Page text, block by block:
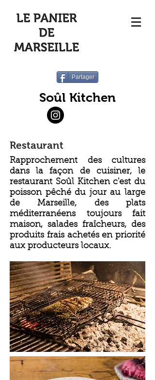
Partager
Soûl Kitchen
Restaurant
Rapprochement des cultures
dans la façon de cuisiner, le
restaurant Soûl Kitchen c'est du
poisson pêché du jour au large
de Marseille, des plats
méditerranéens toujours fait
maison, salades fraîcheurs, des
produits frais achetés en priorité
aux producteurs locaux.